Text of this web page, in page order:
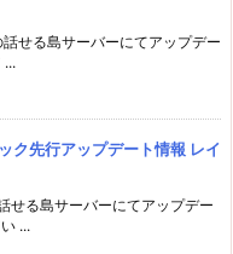
せる島サーバーにてアップデー
...
ク先行アップデート情報 レイ
せる島サーバーにてアップデー
...